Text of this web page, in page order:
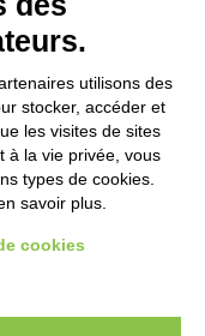
un distributeur
GEM?
utilisons des
stocker, accéder et
les visites de sites
à la vie privée, vous
types de cookies.
savoir plus.
cookies